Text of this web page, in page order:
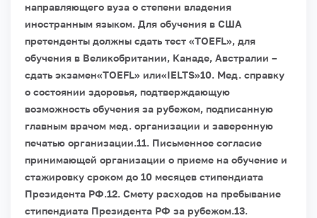
направляющего вуза о степени владения
иностранным языком. Для обучения в США
претенденты должны сдать тест «TOEFL», для
обучения в Великобритании, Канаде, Австралии –
сдать экзамен«TOEFL» или«IELTS»10. Мед. справку
о состоянии здоровья, подтверждающую
возможность обучения за рубежом, подписанную
главным врачом мед. организации и заверенную
печатью организации.11. Письменное согласие
принимающей организации о приеме на обучение и
стажировку сроком до 10 месяцев стипендиата
Президента РФ.12. Смету расходов на пребывание
стипендиата Президента РФ за рубежом.13.